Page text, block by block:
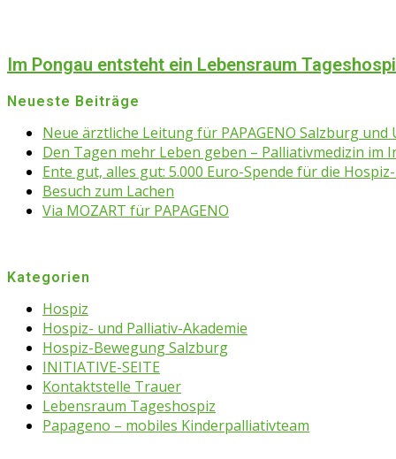
Im Pongau entsteht ein Lebensraum
Neueste Beiträge
Neue ärztliche Leitung für PAPAGENO Salzburg und
Den Tagen mehr Leben geben – Palliativmedizin im
Ente gut, alles gut: 5.000 Euro-Spende für die
Besuch zum Lachen
Via MOZART für PAPAGENO
Kategorien
Hospiz
Hospiz- und Palliativ-Akademie
Hospiz-Bewegung Salzburg
INITIATIVE-SEITE
Kontaktstelle Trauer
Lebensraum Tageshospiz
Papageno – mobiles Kinderpalliativteam